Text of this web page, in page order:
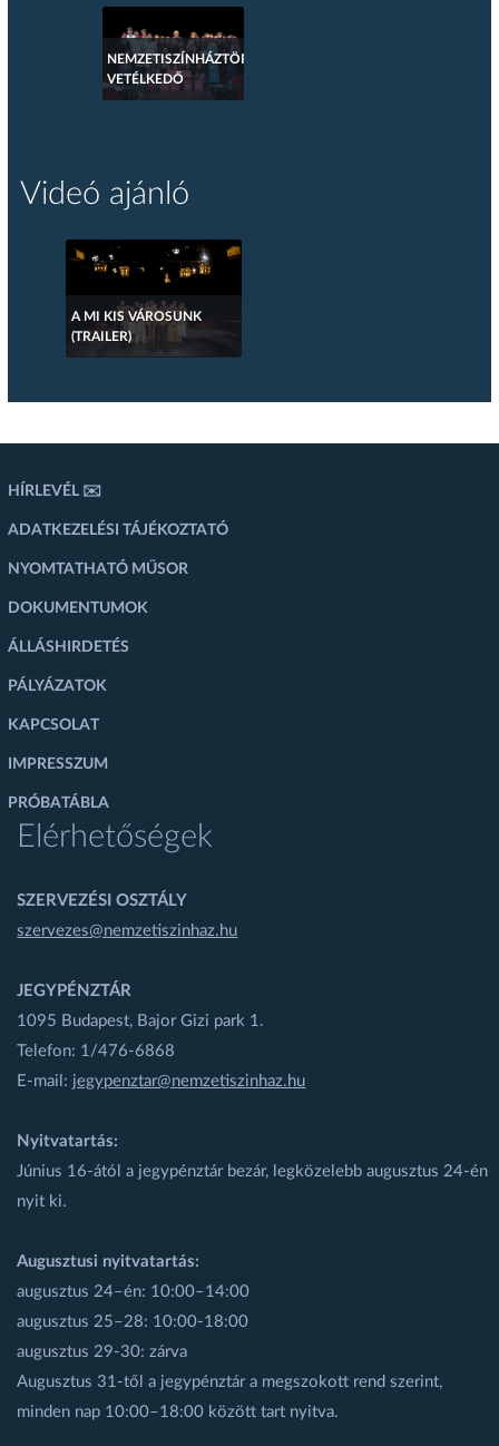
NEMZETISZÍNHÁZTÖRTÉNETI
VETÉLKEDŐ
Videó ajánló
A MI KIS VÁROSUNK
(TRAILER)
HÍRLEVÉL ✉️
ADATKEZELÉSI TÁJÉKOZTATÓ
NYOMTATHATÓ MŰSOR
DOKUMENTUMOK
ÁLLÁSHIRDETÉS
PÁLYÁZATOK
KAPCSOLAT
IMPRESSZUM
PRÓBATÁBLA
Elérhetőségek
SZERVEZÉSI OSZTÁLY
szervezes@nemzetiszinhaz.hu
JEGYPÉNZTÁR
1095 Budapest, Bajor Gizi park 1.
Telefon: 1/476-6868
E-mail: jegypenztar@nemzetiszinhaz.hu
Nyitvatartás:
Június 16-ától a jegypénztár bezár, legközelebb augusztus 24-én
nyit ki.
Augusztusi nyitvatartás:
augusztus 24–én: 10:00–14:00
augusztus 25–28: 10:00-18:00
augusztus 29-30: zárva
Augusztus 31-től a jegypénztár a megszokott rend szerint,
minden nap 10:00–18:00 között tart nyitva.